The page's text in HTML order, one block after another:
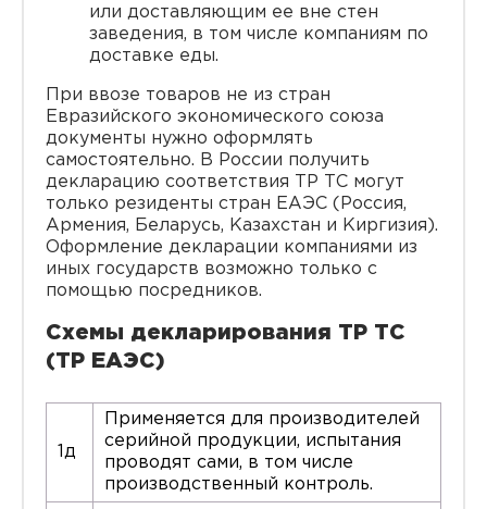
или доставляющим ее вне стен
заведения, в том числе компаниям по
доставке еды.
При ввозе товаров не из стран
Евразийского экономического союза
документы нужно оформлять
самостоятельно. В России получить
декларацию соответствия ТР ТС могут
только резиденты стран ЕАЭС (Россия,
Армения, Беларусь, Казахстан и Киргизия).
Оформление декларации компаниями из
иных государств возможно только с
помощью посредников.
Схемы декларирования ТР ТС
(ТР ЕАЭС)
1д
Применяется для производителей
серийной продукции, испытания
проводят сами, в том числе
производственный контроль.